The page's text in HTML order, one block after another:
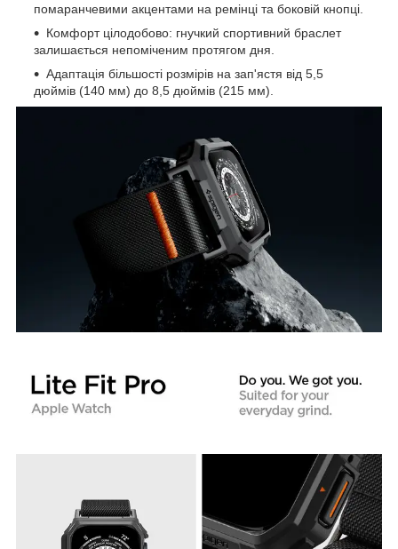
помаранчевими акцентами на ремінці та боковій кнопці.
Комфорт цілодобово: гнучкий спортивний браслет
залишається непоміченим протягом дня.
Адаптація більшості розмірів на зап'ястя від 5,5
дюймів (140 мм) до 8,5 дюймів (215 мм).